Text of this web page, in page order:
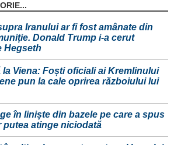
Iranului ar fi fost amânate din
Donald Trump i-a cerut
Hegseth
la Viena: Foști oficiali ai Kremlinului
pun la cale oprirea războiului lui
în liniște din bazele pe care a spus
putea atinge niciodată